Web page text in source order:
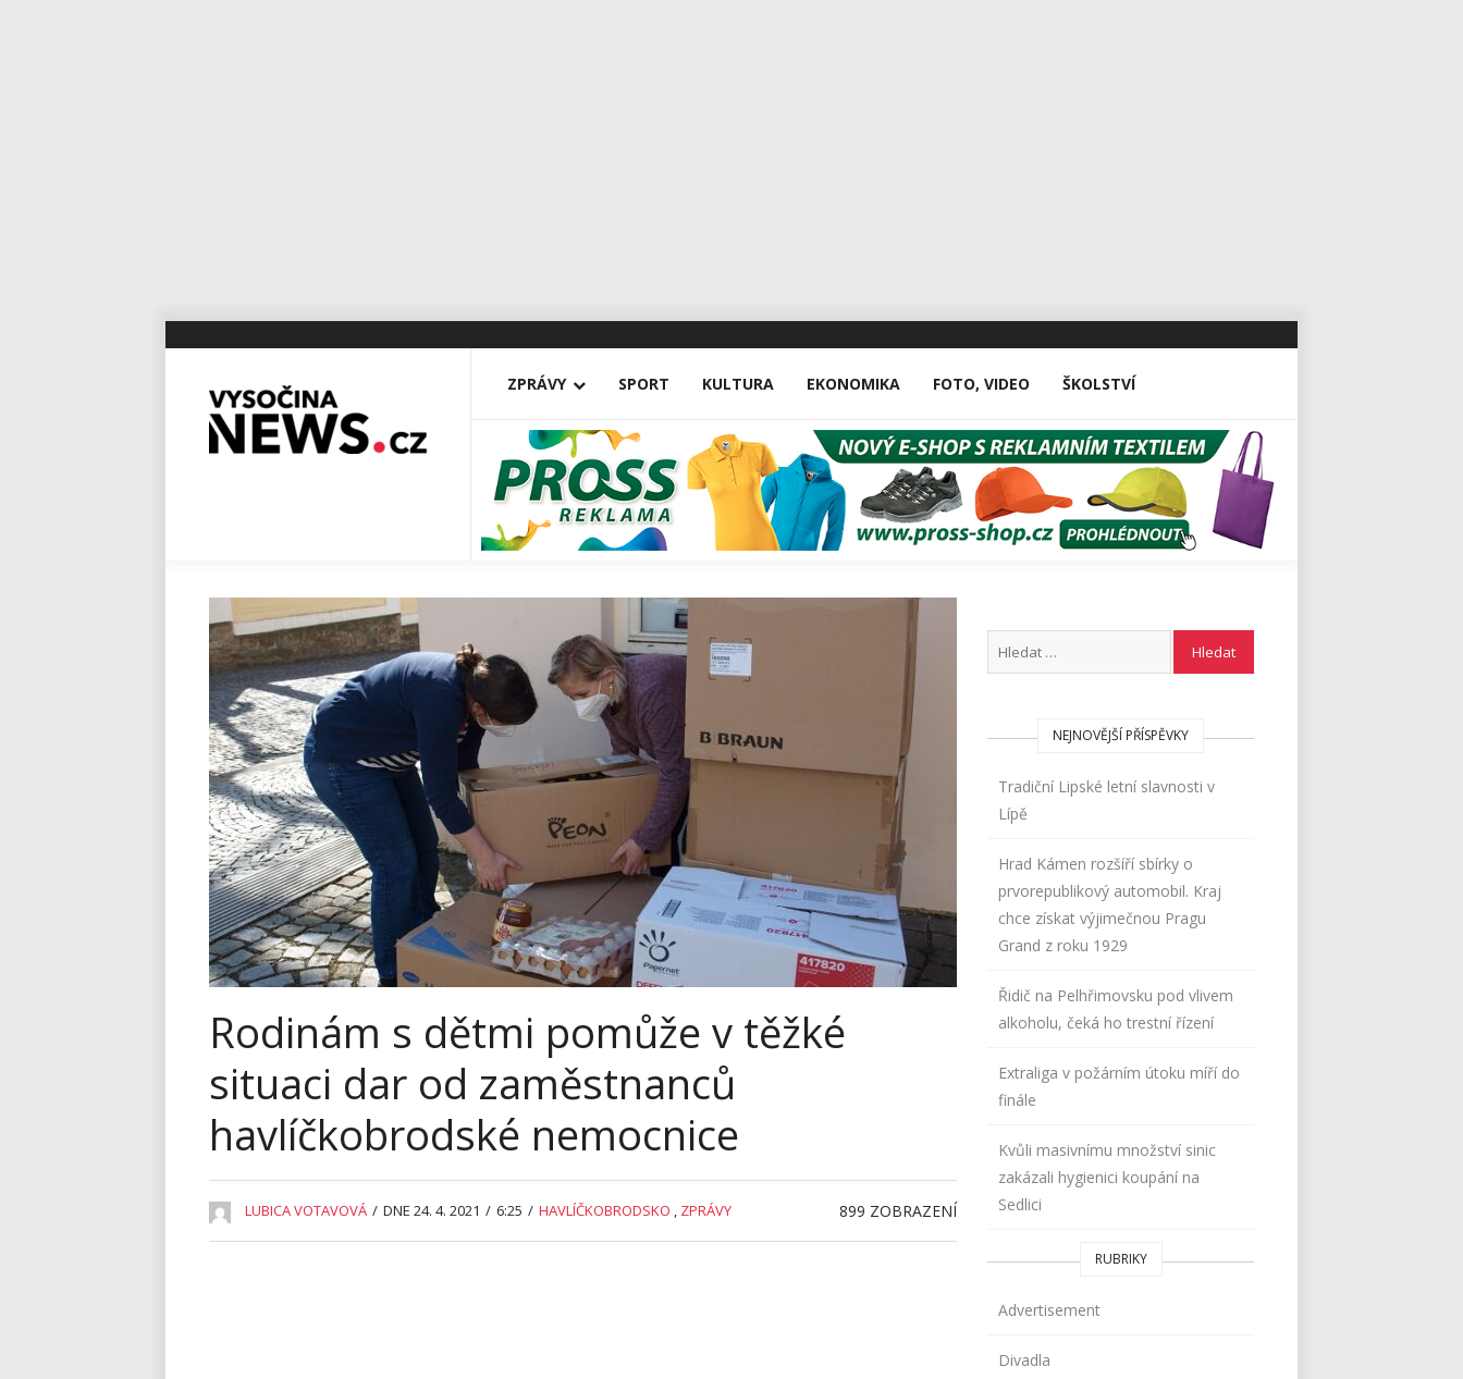
ZPRÁVY SPORT KULTURA EKONOMIKA FOTO, VIDEO ŠKOLSTVÍ
Rodinám s dětmi pomůže v těžké
situaci dar od zaměstnanců
havlíčkobrodské nemocnice
LUBICA VOTAVOVÁ / DNE 24. 4. 2021 / 6:25 / HAVLÍČKOBRODSKO , ZPRÁVY 899 ZOBRAZENÍ
NEJNOVĚJŠÍ PŘÍSPĚVKY
Tradiční Lipské letní slavnosti v
Lípě
Hrad Kámen rozšíří sbírky o
prvorepublikový automobil. Kraj
chce získat výjimečnou Pragu
Grand z roku 1929
Řidič na Pelhřimovsku pod vlivem
alkoholu, čeká ho trestní řízení
Extraliga v požárním útoku míří do
finále
Kvůli masivnímu množství sinic
zakázali hygienici koupání na
Sedlici
RUBRIKY
Advertisement
Divadla